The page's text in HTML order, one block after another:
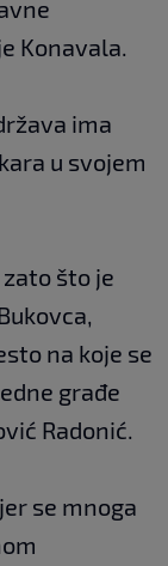
Konavala.
ima
u svojem
što je
na koje se
građe
Radonić.
se mnoga